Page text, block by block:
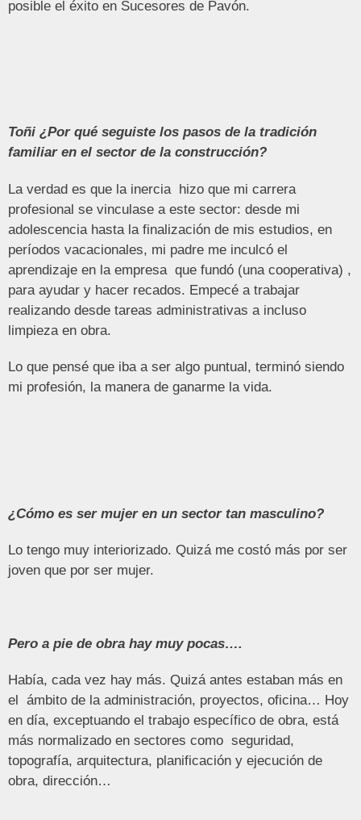
posible el éxito en Sucesores de Pavón.
Toñi ¿Por qué seguiste los pasos de la tradición
familiar en el sector de la construcción?
La verdad es que la inercia hizo que mi carrera
profesional se vinculase a este sector: desde mi
adolescencia hasta la finalización de mis estudios, en
períodos vacacionales, mi padre me inculcó el
aprendizaje en la empresa que fundó (una cooperativa) ,
para ayudar y hacer recados. Empecé a trabajar
realizando desde tareas administrativas a incluso
limpieza en obra.
Lo que pensé que iba a ser algo puntual, terminó siendo
mi profesión, la manera de ganarme la vida.
¿Cómo es ser mujer en un sector tan masculino?
Lo tengo muy interiorizado. Quizá me costó más por ser
joven que por ser mujer.
Pero a pie de obra hay muy pocas….
Había, cada vez hay más. Quizá antes estaban más en
el ámbito de la administración, proyectos, oficina… Hoy
en día, exceptuando el trabajo específico de obra, está
más normalizado en sectores como seguridad,
topografía, arquitectura, planificación y ejecución de
obra, dirección…